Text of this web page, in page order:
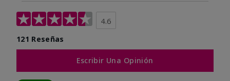
4.6
121 Reseñas
Escribir Una Opinión